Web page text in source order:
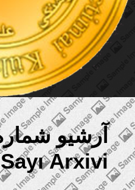
آرشیو
Arxivi